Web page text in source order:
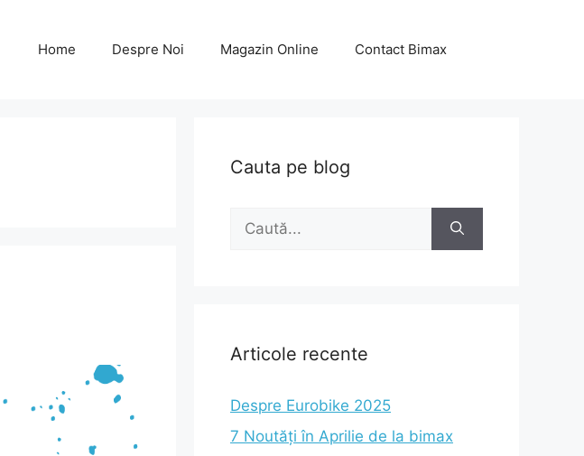
Home Despre Noi Magazin Online Contact Bimax
Cauta pe blog
Caută
Articole recente
Despre Eurobike 2025
7 Noutăți în Aprilie de la bimax